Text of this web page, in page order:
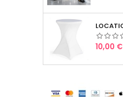
Prix
10,00 €